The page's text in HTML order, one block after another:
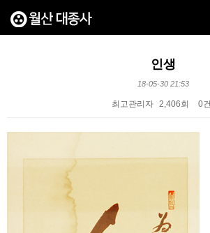
인생
18-05-30 21:53
최고관리자 2,406회 0건